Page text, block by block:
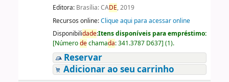
Editora: Brasília: CADE, 2019
Recursos online:Clique aqui para acessar online
Disponibilidade:Itens disponíveis para empréstimo:
[Númerodechamada:341.3787 D637] (1).
Reservar
Adicionar ao seu carrinho